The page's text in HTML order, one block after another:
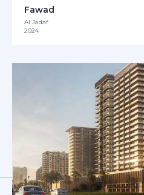
Fawad
Al Jadaf
2024